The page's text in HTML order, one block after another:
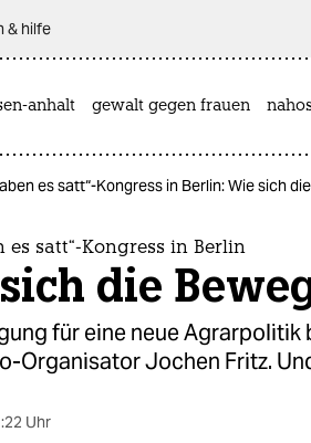
& hilfe
anhalt gewalt gegen frauen
es satt“-Kongress in Berlin: Wie sich
es satt“-Kongress in Berlin
die
für eine neue
Organisator Jochen Fritz.
Uhr